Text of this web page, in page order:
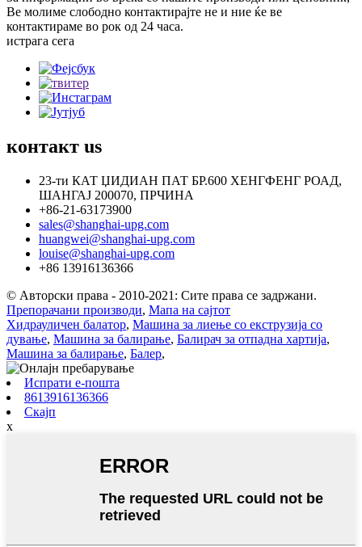
Ве молиме слободно контактирајте не и ние ќе ве
контактираме во рок од 24 часа.
истрага сега
контакт us
23-ти КАТ ЏИДИАН ПАТ БР.600 ХЕНГФЕНГ РОАД,
ШАНГАЈ 200070, ПРЧИНА
+86-21-63173900
sales@shanghai-upg.com
huangwei@shanghai-upg.com
louise@shanghai-upg.com
+86 13916136366
© Авторски права - 2010-2021: Сите права се задржани.
Препорачани производи, Мапа на сајтот
Хидрауличен балатор, Машина за лиење со екструзија со
дување, Машина за балирање, Балирач за отпадна хартија,
Машина за балирање, Балер,
Испрати е-пошта
8613916136366
Скајп
x